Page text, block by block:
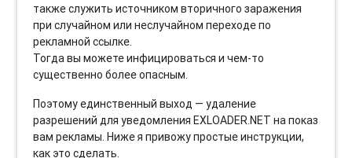
также служить источником вторичного заражения
при случайном или неслучайном переходе по
рекламной ссылке.
Тогда вы можете инфицироваться и чем-то
существенно более опасным.
Поэтому единственный выход — удаление
разрешений для уведомления EXLOADER.NET на показ
вам рекламы. Ниже я привожу простые инструкции,
как это сделать.